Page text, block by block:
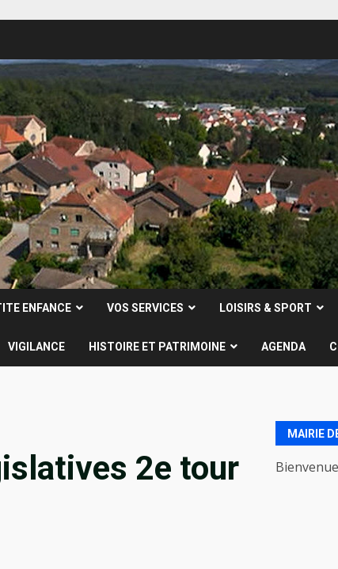
ENFANCE VOS SERVICES LOISIRS & SPORT
VIGILANCE HISTOIRE ET PATRIMOINE AGENDA
2e tour
MAIRIE